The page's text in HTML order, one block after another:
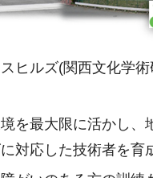
ヒルズ(関西文化学
を最大限に活かし
対応した技術者を育